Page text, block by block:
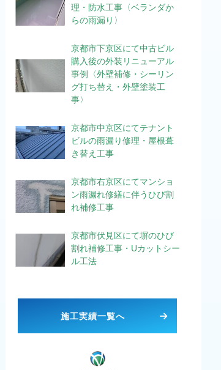
理・防水工事〈ベランダか
らの雨漏り〉
京都市下京区にて中古ビル
購入後の外装リニューアル
事例〈外壁補修・シーリン
グ打ち替え・外壁塗装工
事〉
京都市中京区にてテナント
ビルの雨漏り修理・屋根葺
き替え工事
京都市右京区にてマンショ
ン雨漏れ修繕に伴うひび割
れ補修工事
京都市伏見区にて塀のひび
割れ補修工事・Uカットシー
ル工法
施工実績一覧へ